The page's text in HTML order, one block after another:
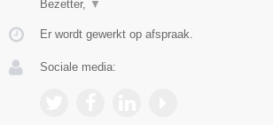
Bezetter,
▼
Er wordt gewerkt op afspraak.
Sociale media: